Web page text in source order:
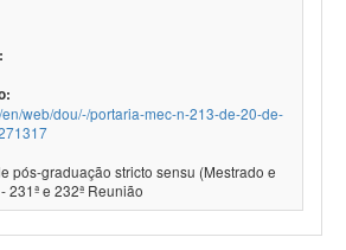
web/dou/-/portaria-mec-n-213-de-20-de-
pós-graduação stricto sensu (Mestrado e
231ª e 232ª Reunião